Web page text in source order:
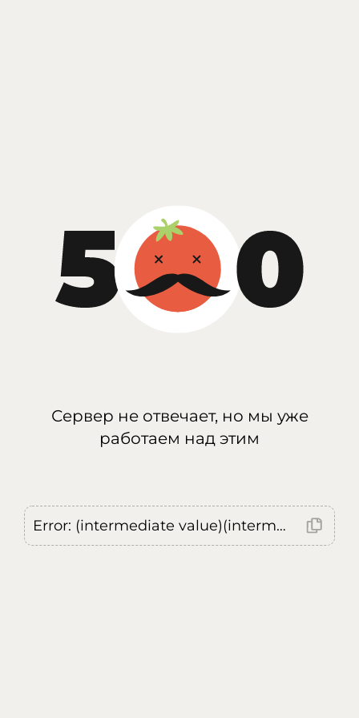
Сервер не отвечает, но мы уже
работаем над этим
Error: (intermediate value)(intermediate value)(intermediate value).replaceAll is not a function